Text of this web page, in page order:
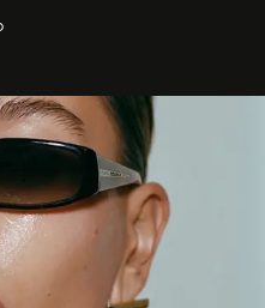
is dan een overvloed